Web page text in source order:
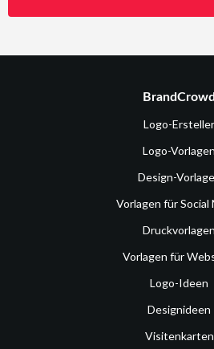
Logo-Ersteller
Logo-Vorlagen
Design-
Vorlagen für Social
Druckvorlagen
Vorlagen für
Logo-Ideen
Designideen
Visitenkarten